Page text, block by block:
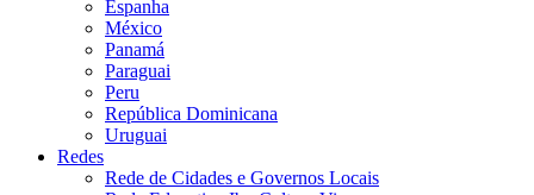
Espanha
México
Panamá
Paraguai
Peru
República Dominicana
Uruguai
Redes
Rede de Cidades e Governos Locais